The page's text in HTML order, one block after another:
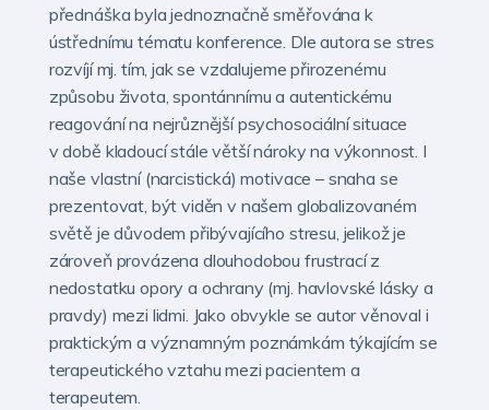
přednáška byla jednoznačně směřována k
ústřednímu tématu konference. Dle autora se stres
rozvíjí mj. tím, jak se vzdalujeme přirozenému
způsobu života, spontánnímu a autentickému
reagování na nejrůznější psychosociální situace
v době kladoucí stále větší nároky na výkonnost. I
naše vlastní (narcistická) motivace – snaha se
prezentovat, být viděn v našem globalizovaném
světě je důvodem přibývajícího stresu, jelikož je
zároveň provázena dlouhodobou frustrací z
nedostatku opory a ochrany (mj. havlovské lásky a
pravdy) mezi lidmi. Jako obvykle se autor věnoval i
praktickým a významným poznámkám týkajícím se
terapeutického vztahu mezi pacientem a
terapeutem.